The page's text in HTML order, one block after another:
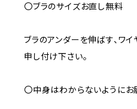
〇ブラのサイズお直し無料
ブラのアンダーを伸ばす、ワ
申し付け下さい。
〇中身はわからないようにお